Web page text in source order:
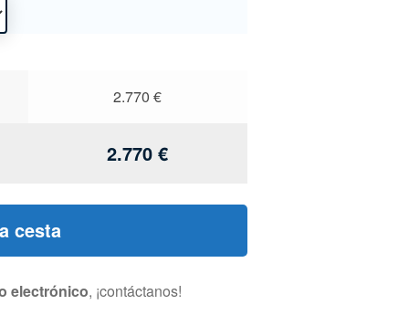
2.770€
2.770€
cesta
electrónico, ¡contáctanos!